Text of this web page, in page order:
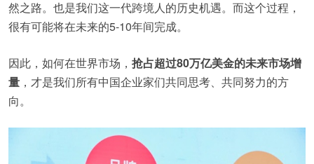
然之路。也是我们这一代跨境人的历史机遇。而这个过程，
很有可能将在未来的5-10年间完成。
因此，如何在世界市场， 抢占超过80万亿美金的未来市场增
量 ，才是我们所有中国企业家们共同思考、共同努力的方
向。